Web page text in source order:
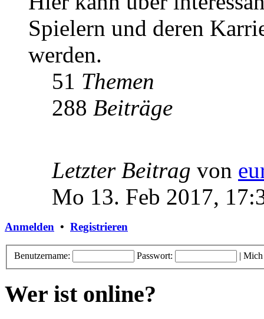
Spielern und deren
werden.
51 Themen
288 Beiträge
Letzter Beitrag von
Mo 13. Feb 2017,
Anmelden • Registrieren
Benutzername: Passwort: | Mich
Wer ist online?